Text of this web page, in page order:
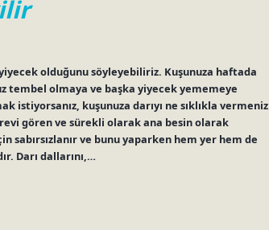
olduğunu söyleyebiliriz. Kuşunuza haftada
tembel olmaya ve başka yiyecek yememeye
istiyorsanız, kuşunuza darıyı ne sıklıkla vermeniz
gören ve sürekli olarak ana besin olarak
sabırsızlanır ve bunu yaparken hem yer hem de
Darı dallarını,…